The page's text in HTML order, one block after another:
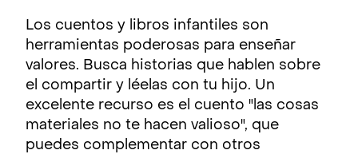
Los cuentos y libros infantiles son
herramientas poderosas para enseñar
valores. Busca historias que hablen sobre
el compartir y léelas con tu hijo. Un
excelente recurso es el cuento "las cosas
materiales no te hacen valioso", que
puedes complementar con otros